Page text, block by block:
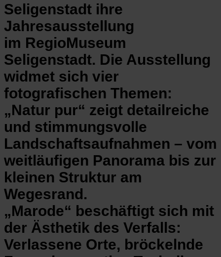
Seligenstadt ihre
Jahresausstellung
im RegioMuseum
Seligenstadt. Die Ausstellung
widmet sich vier
fotografischen Themen:
„Natur pur“ zeigt detailreiche
und stimmungsvolle
Landschaftsaufnahmen – vom
weitläufigen Panorama bis zur
kleinen Struktur am
Wegesrand.
„Marode“ beschäftigt sich mit
der Ästhetik des Verfalls:
Verlassene Orte, bröckelnde